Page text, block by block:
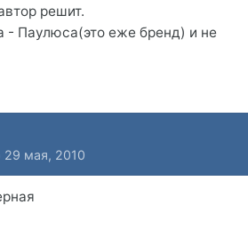
решит.
- Паулюса(это еже бренд) и не
29 мая, 2010